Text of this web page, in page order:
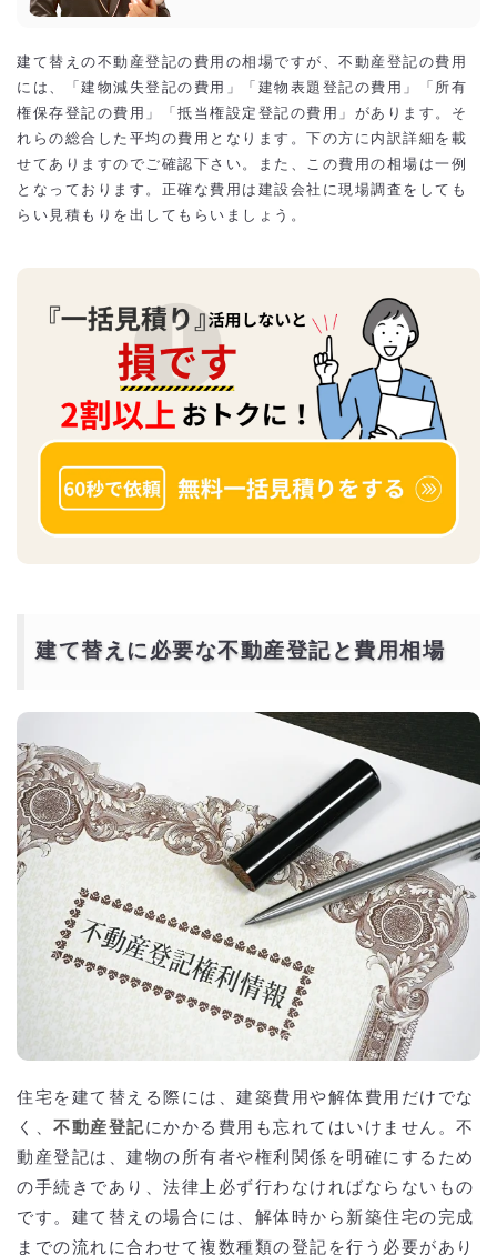
建て替えの不動産登記の費用の相場ですが、不動産登記の費用
には、「建物減失登記の費用」「建物表題登記の費用」「所有
権保存登記の費用」「抵当権設定登記の費用」があります。そ
れらの総合した平均の費用となります。下の方に内訳詳細を載
せてありますのでご確認下さい。また、この費用の相場は一例
となっております。正確な費用は建設会社に現場調査をしても
らい見積もりを出してもらいましょう。
建て替えに必要な不動産登記と費用相場
住宅を建て替える際には、建築費用や解体費用だけでな
く、 不動産登記にかかる費用も忘れてはいけません。不
動産登記は、建物の所有者や権利関係を明確にするため
の手続きであり、法律上必ず行わなければならないもの
です。建て替えの場合には、解体時から新築住宅の完成
までの流れに合わせて複数種類の登記を行う必要があり